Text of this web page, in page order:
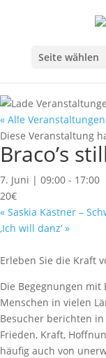
Seite wählen
« Alle Veranstaltungen
Diese Veranstaltung
Braco’s
7. Juni | 09:00 - 17:00
20€
« Saskia Kästner –
‚Ich will danz‘ »
Erleben Sie die Kraft
Die Begegnungen mit
Menschen in vielen
Besucher berichten
Frieden, Kraft,
häufig auch von